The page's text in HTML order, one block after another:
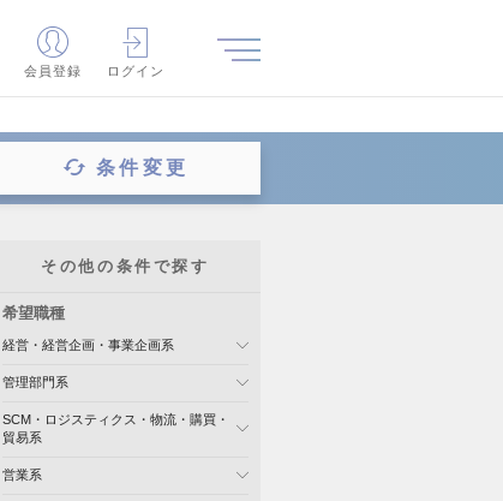
会員登録 ログイン
条件変更
その他の条件で探す
希望職種
経営・経営企画・事業企画系
管理部門系
SCM・ロジスティクス・物流・購買・
貿易系
営業系